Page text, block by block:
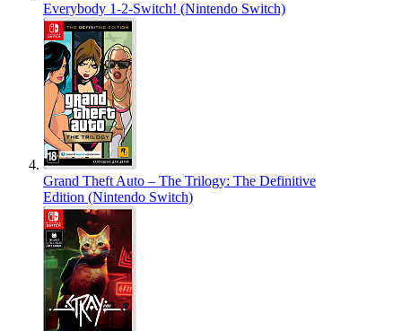
Everybody 1-2-Switch! (Nintendo Switch)
Grand Theft Auto – The Trilogy: The Definitive
Edition (Nintendo Switch)